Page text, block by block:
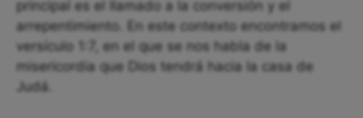
principal es el llamado a la conversión y el
arrepentimiento. En este contexto encontramos el
versículo 1:7, en el que se nos habla de la
misericordia que Dios tendrá hacia la casa de
Judá.